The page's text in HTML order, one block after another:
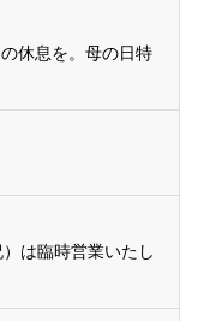
休息を。母の日特
は臨時営業いたし